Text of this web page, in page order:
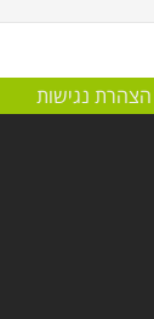
הצהרת נגישות